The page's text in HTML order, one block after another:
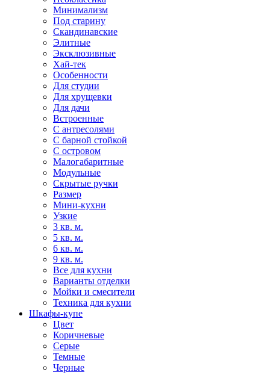
Минимализм
Под старину
Скандинавские
Элитные
Эксклюзивные
Хай-тек
Особенности
Для студии
Для хрущевки
Для дачи
Встроенные
С антресолями
С барной стойкой
С островом
Малогабаритные
Модульные
Скрытые ручки
Размер
Мини-кухни
Узкие
3 кв. м.
5 кв. м.
6 кв. м.
9 кв. м.
Все для кухни
Варианты отделки
Мойки и смесители
Техника для кухни
Шкафы-купе
Цвет
Коричневые
Серые
Темные
Черные